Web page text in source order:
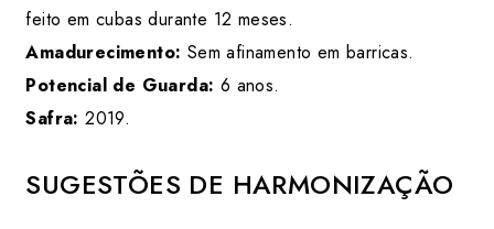
feito em cubas durante 12 meses.
Amadurecimento: Sem afinamento em barricas.
Potencial de Guarda: 6 anos.
Safra: 2019.
SUGESTÕES DE HARMONIZAÇÃO